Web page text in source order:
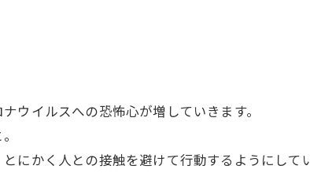
ウイルスへの恐怖心が増していきます。
にかく人との接触を避けて行動するようにし